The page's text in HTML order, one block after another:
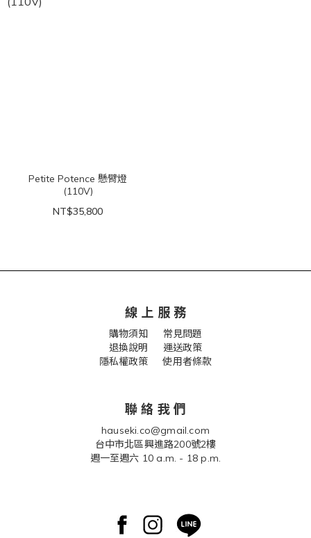
Petite Potence 懸臂燈
(110V)
NT$35,800
線 上 服 務
購物須知 常見問題
退換說明
運送政策
隱私權政策 使用者條款
聯 絡 我 們
hauseki.co@gmail.com
台中市北區興進路200號2樓
週一至週六 10 a.m. - 18 p.m.